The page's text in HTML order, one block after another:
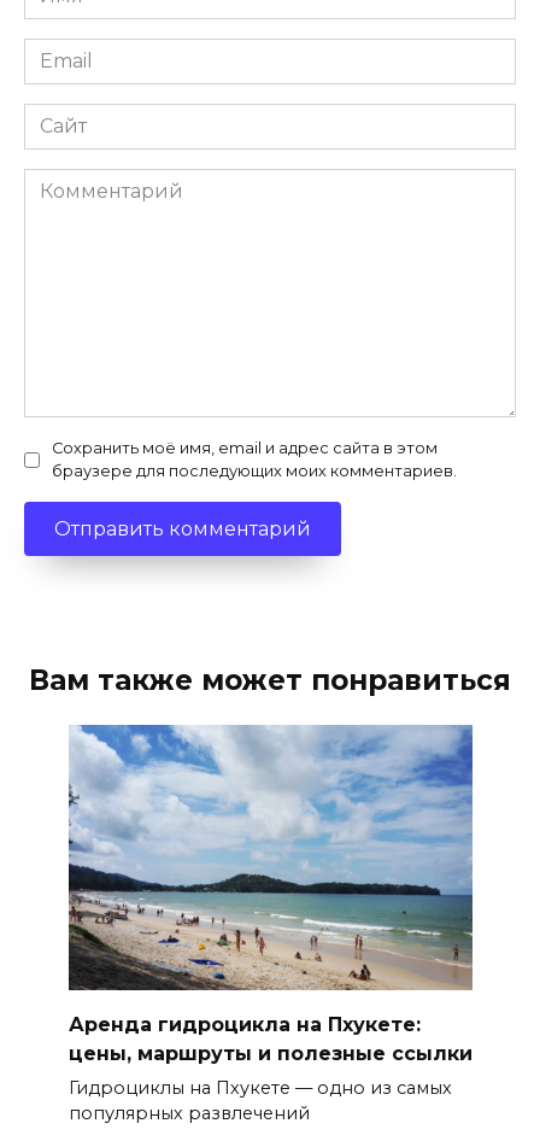
*
Email
*
Сайт
Комментарий
Сохранить моё имя, email и адрес сайта в этом
браузере для последующих моих комментариев.
Вам также может понравиться
Аренда гидроцикла на Пхукете:
цены, маршруты и полезные ссылки
Гидроциклы на Пхукете — одно из самых
популярных развлечений